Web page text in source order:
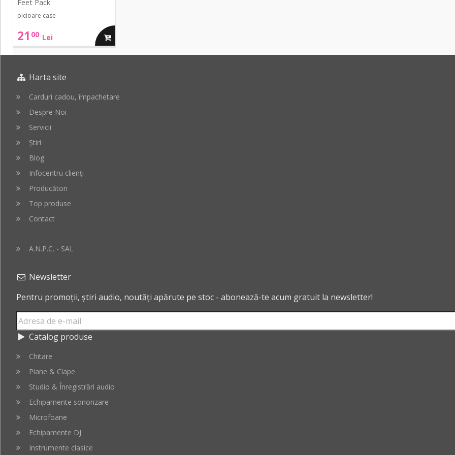
Feet Pack
picioare case
21 00 Lei adauga
Harta site
Carduri cadou, împachetare
Despre Noi
Servicii
Știri
Blog
Infocentru clienți
Producători
Top produse
Contact
A.N.P.C. - SAL
Newsletter
Pentru promoții, știri audio, noutăți apărute pe stoc - abonează-te acum gratuit la newsletter!
Catalog produse
Chitare
Piane & Clape
Studio & Înregistrări audio
Echipamente sonorizare
Microfoane
Echipamente DJ
Instrumente clasice